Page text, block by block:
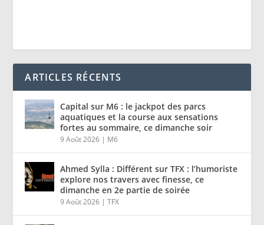
ARTICLES RÉCENTS
Capital sur M6 : le jackpot des parcs
aquatiques et la course aux sensations
fortes au sommaire, ce dimanche soir
9 Août 2026 | M6
Ahmed Sylla : Différent sur TFX : l’humoriste
explore nos travers avec finesse, ce
dimanche en 2e partie de soirée
9 Août 2026 |TFX